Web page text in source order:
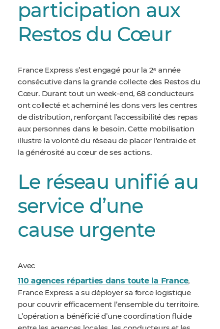
participation aux
Restos du Cœur
France Express s’est engagé pour la 2ᵉ année
consécutive dans la grande collecte des Restos du
Cœur. Durant tout un week-end, 68 conducteurs
ont collecté et acheminé les dons vers les centres
de distribution, renforçant l’accessibilité des repas
aux personnes dans le besoin. Cette mobilisation
illustre la volonté du réseau de placer l’entraide et
la générosité au cœur de ses actions.
Le réseau unifié au
service d’une
cause urgente
Avec
110 agences réparties dans toute la France,
France Express a su déployer sa force logistique
pour couvrir efficacement l’ensemble du territoire.
L’opération a bénéficié d’une coordination fluide